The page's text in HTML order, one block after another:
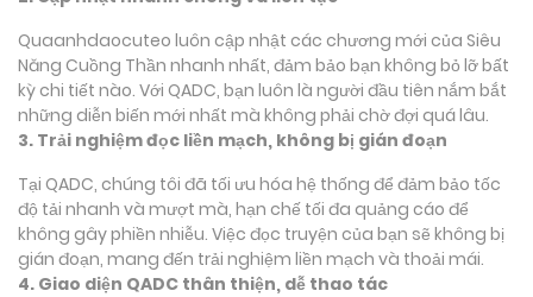
Quaanhdaocuteo luôn cập nhật các chương mới của Siêu
Năng Cuồng Thần nhanh nhất, đảm bảo bạn không bỏ lỡ bất
kỳ chi tiết nào. Với QADC, bạn luôn là người đầu tiên nắm bắt
những diễn biến mới nhất mà không phải chờ đợi quá lâu.
3. Trải nghiệm đọc liền mạch, không bị gián đoạn
Tại QADC, chúng tôi đã tối ưu hóa hệ thống để đảm bảo tốc
độ tải nhanh và mượt mà, hạn chế tối đa quảng cáo để
không gây phiền nhiễu. Việc đọc truyện của bạn sẽ không bị
gián đoạn, mang đến trải nghiệm liền mạch và thoải mái.
4. Giao diện QADC thân thiện, dễ thao tác